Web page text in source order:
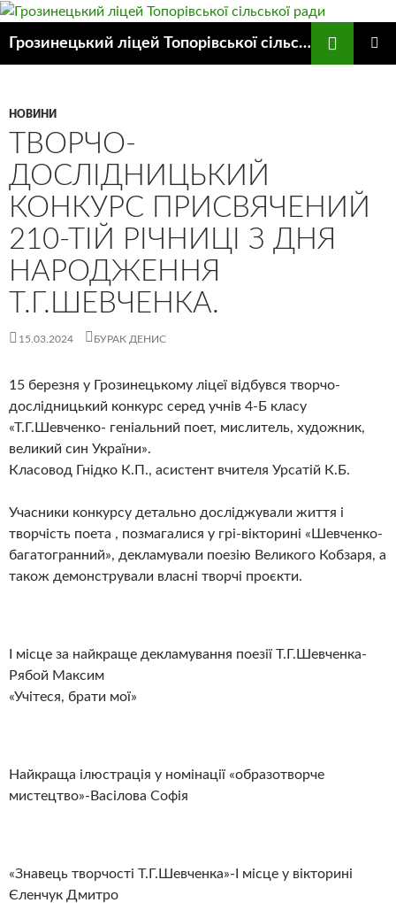
Грозинецький ліцей Топорівської сільської ради
НОВИНИ
ТВОРЧО-
ДОСЛІДНИЦЬКИЙ
КОНКУРС ПРИСВЯЧЕНИЙ
210-ТІЙ РІЧНИЦІ З ДНЯ
НАРОДЖЕННЯ
Т.Г.ШЕВЧЕНКА.
15.03.2024 БУРАК ДЕНИС
15 березня у Грозинецькому ліцеї відбувся творчо-
дослідницький конкурс серед учнів 4-Б класу
«Т.Г.Шевченко- геніальний поет, мислитель, художник,
великий син України».
Класовод Гнідко К.П., асистент вчителя Урсатій К.Б.
Учасники конкурсу детально досліджували життя і
творчість поета , позмагалися у грі-вікторині «Шевченко-
багатогранний», декламували поезію Великого Кобзаря, а
також демонстрували власні творчі проєкти.
І місце за найкраще декламування поезії Т.Г.Шевченка-
Рябой Максим
«Учітеся, брати мої»
Найкраща ілюстрація у номінації «образотворче
мистецтво»-Васілова Софія
«Знавець творчості Т.Г.Шевченка»-І місце у вікторині
Єленчук Дмитро